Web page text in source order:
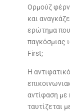
Ορμούζ
και
ερώτημα
παγκόσμιας
First;
Η
αντίφαση με
ταυτίζεται